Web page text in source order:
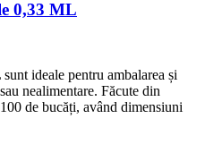
0,33 ML
ideale pentru ambalarea și
nealimentare. Făcute din
de bucăți, având dimensiuni